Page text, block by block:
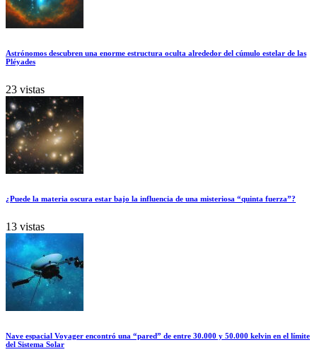
Astrónomos descubren una enorme estructura oculta alrededor del cúmulo estelar de las
Pléyades
23 vistas
¿Puede la materia oscura estar bajo la influencia de una misteriosa “quinta fuerza”?
13 vistas
Nave espacial Voyager encontró una “pared” de entre 30.000 y 50.000 kelvin en el límite
del Sistema Solar